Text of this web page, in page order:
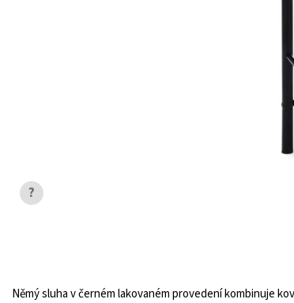
?
Němý sluha v černém lakovaném provedení kombinuje